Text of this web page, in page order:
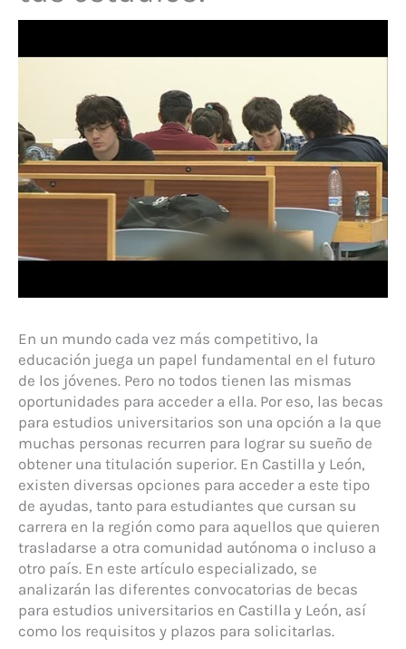
En un mundo cada vez más competitivo, la
educación juega un papel fundamental en el futuro
de los jóvenes. Pero no todos tienen las mismas
oportunidades para acceder a ella. Por eso, las becas
para estudios universitarios son una opción a la que
muchas personas recurren para lograr su sueño de
obtener una titulación superior. En Castilla y León,
existen diversas opciones para acceder a este tipo
de ayudas, tanto para estudiantes que cursan su
carrera en la región como para aquellos que quieren
trasladarse a otra comunidad autónoma o incluso a
otro país. En este artículo especializado, se
analizarán las diferentes convocatorias de becas
para estudios universitarios en Castilla y León, así
como los requisitos y plazos para solicitarlas.